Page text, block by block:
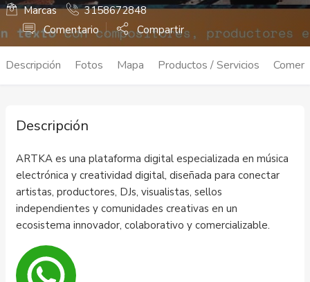
Marcas
3158672848
Comentario
Compartir
Descripción Fotos Mapa Productos / Servicios
Descripción
ARTKA es una plataforma digital especializada en música
electrónica y creatividad digital, diseñada para conectar
artistas, productores, DJs, visualistas, sellos
independientes y comunidades creativas en un
ecosistema innovador, colaborativo y comercializable.